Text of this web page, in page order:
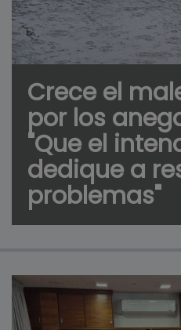
Crece el
por los
"Que el
dedique a
problemas"